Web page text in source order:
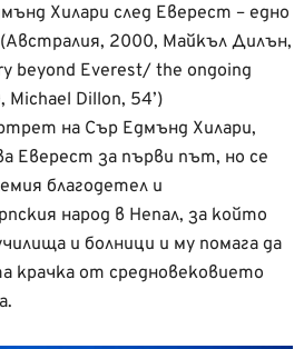
Хилари след Еверест – едно
(Австралия, 2000, Майкъл Дилън,
beyond Everest/ the ongoing
Dillon, 54’)
на Сър Едмънд Хилари,
Еверест за първи път, но се
благодетел и
народ в Непал, за който
и болници и му помага да
крачка от средновековието